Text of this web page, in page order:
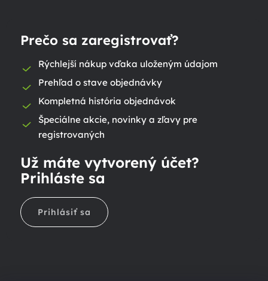
Prečo sa zaregistrovať?
Rýchlejší nákup vďaka uloženým údajom
Prehľad o stave objednávky
Kompletná história objednávok
Špeciálne akcie, novinky a zľavy pre
registrovaných
Už máte vytvorený účet?
Prihláste sa
Prihlásiť sa